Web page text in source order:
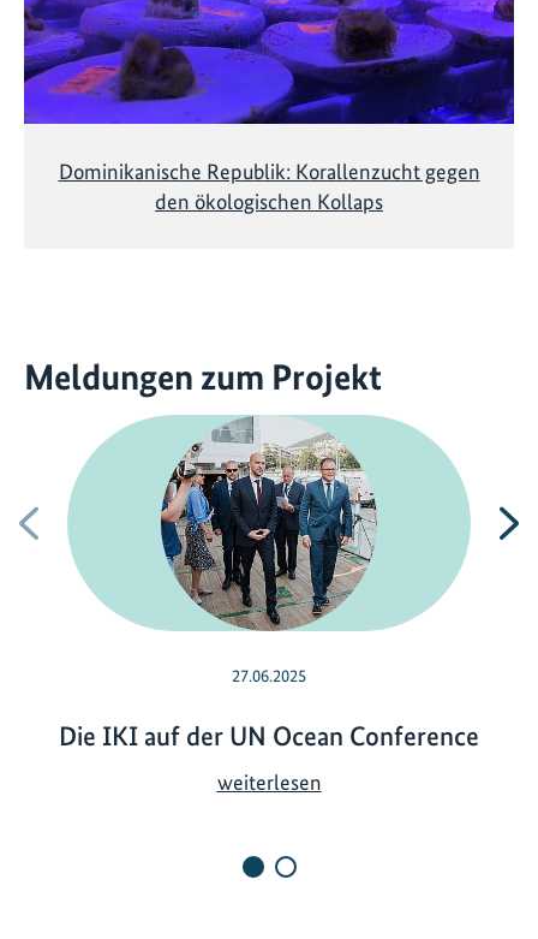
Dominikanische Republik: Korallenzucht gegen
den ökologischen Kollaps
Meldungen zum Projekt
Vorherige
27.06.2025
Die IKI auf der UN Ocean Conference
weiterlesenD